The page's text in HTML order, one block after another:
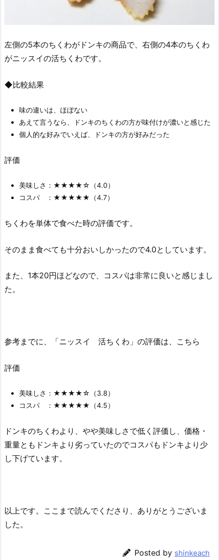
左側の5本のちくわがドンキの商品で、右側の4本のちくわ
がニッスイの活ちくわです。
◆比較結果
味の違いは、ほぼない
あえて言うなら、ドンキのちくわの方が味付けが濃いと感じた
個人的な好みでいえば、ドンキの方が好みだった
評価
美味しさ：★★★★☆（4.0）
コスパ ：★★★★★（4.7）
ちくわを単体で食べた時の評価です。
そのまま食べても十分おいしかったので4.0としています。
また、1本20円ほどなので、コスパは非常に良いと感じまし
た。
参考までに、「ニッスイ 活ちくわ」の評価は、こちら
評価
美味しさ：★★★★☆（3.8）
コスパ ：★★★★★（4.5）
ドンキのちくわより、やや美味しさで低く評価し、価格・
重量ともドンキより劣っていたのでコスパもドンキより少
し下げています。
以上です。ここまで読んでくださり、ありがとうございま
した。
Posted by shinkeach